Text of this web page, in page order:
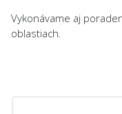
Vykonávame aj
oblastiach.